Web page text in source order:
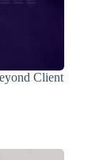
Client